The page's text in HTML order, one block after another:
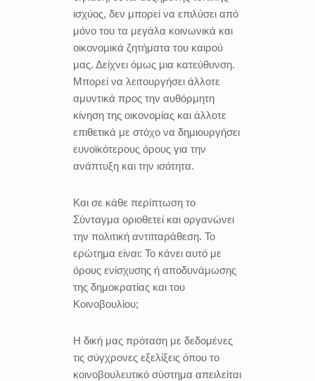
ισχύος, δεν μπορεί να επιλύσει από
μόνο του τα μεγάλα κοινωνικά και
οικονομικά ζητήματα του καιρού
μας. Δείχνει όμως μια κατεύθυνση.
Μπορεί να λειτουργήσει άλλοτε
αμυντικά προς την αυθόρμητη
κίνηση της οικονομίας και άλλοτε
επιθετικά με στόχο να δημιουργήσει
ευνοϊκότερους όρους για την
ανάπτυξη και την ισότητα.
Και σε κάθε περίπτωση το
Σύνταγμα οριοθετεί και οργανώνει
την πολιτική αντιπαράθεση. Το
ερώτημα είναι: Το κάνει αυτό με
όρους ενίσχυσης ή αποδυνάμωσης
της δημοκρατίας και του
Κοινοβουλίου;
Η δική μας πρόταση με δεδομένες
τις σύγχρονες εξελίξεις όπου το
κοινοβουλευτικό σύστημα απειλείται